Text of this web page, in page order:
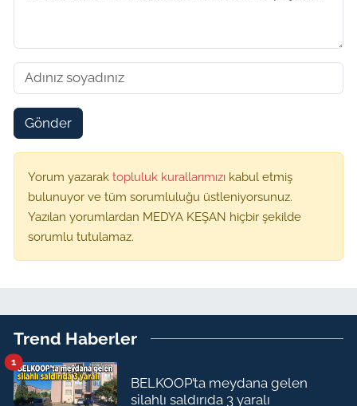
Gönder
Yorum yazarak topluluk kurallarımızı kabul etmiş
bulunuyor ve tüm sorumluluğu üstleniyorsunuz.
Yazılan yorumlardan MEDYA KEŞAN hiçbir şekilde
sorumlu tutulamaz.
Trend Haberler
BELKOOP’ta meydana gelen
silahlı saldırıda 3 yaralı
1